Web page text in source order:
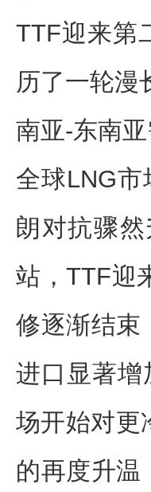
TTF迎来第
历了一轮漫
南亚-东南
全球LNG市
朗对抗骤
站，TTF迎
修逐渐结束
进口显著增
场开始对更
的再度升温